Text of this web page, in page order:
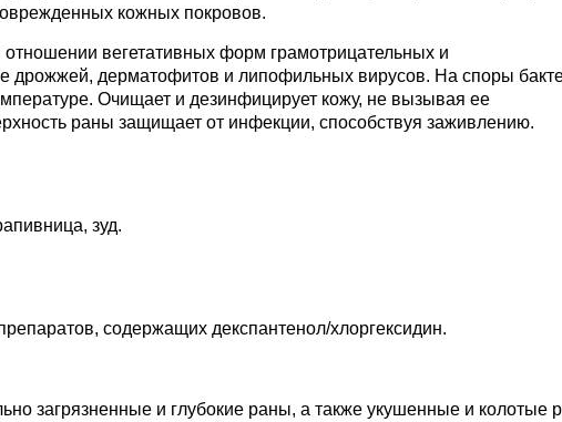
кожных покровов.
отношении вегетативных форм грамотрицательных и
дрожжей, дерматофитов и липофильных вирусов. На споры
Очищает и дезинфицирует кожу, не вызывая ее
раны защищает от инфекции, способствуя заживлению.
зуд.
содержащих декспантенол/хлоргексидин.
загрязненные и глубокие раны, а также укушенные и колотые